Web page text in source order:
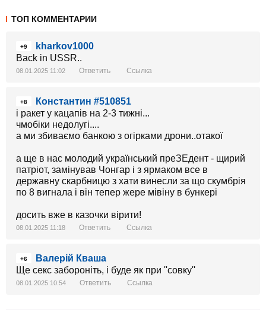
ТОП КОММЕНТАРИИ
+9
kharkov1000
Back in USSR..
08.01.2025 11:02 Ответить Ссылка
+8
Константин #510851
і ракет у кацапів на 2-3 тижні...
чмобіки недолугі....
а ми збиваємо банкою з огірками дрони..отакої
а ще в нас молодий український преЗЕдент - щирий
патріот, замінував Чонгар і з ярмаком все в
державну скарбницю з хати винесли за що скумбрія
по 8 вигнала і він тепер жере мівіну в бункері
досить вже в казочки вірити!
08.01.2025 11:18 Ответить Ссылка
+6
Валерій Кваша
Ще секс забороніть, і буде як при ''совку''
08.01.2025 10:54 Ответить Ссылка